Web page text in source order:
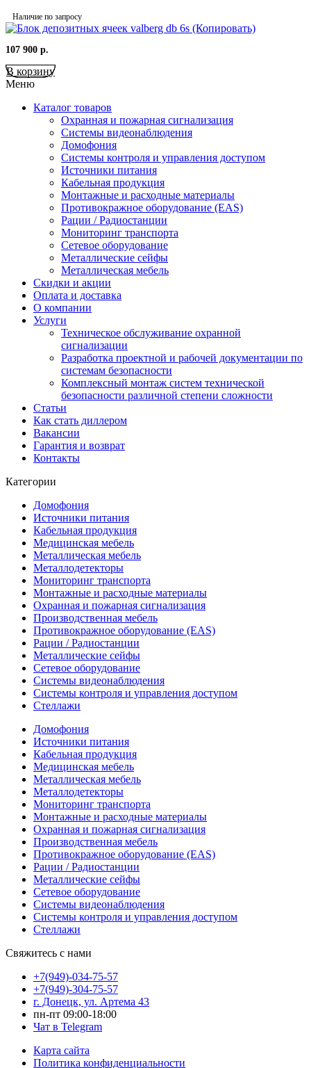
Наличие по запросу
107 900 р.
В корзину
Меню
Каталог товаров
Охранная и пожарная сигнализация
Системы видеонаблюдения
Домофония
Системы контроля и управления доступом
Источники питания
Кабельная продукция
Монтажные и расходные материалы
Противокражное оборудование (EAS)
Рации / Радиостанции
Мониторинг транспорта
Сетевое оборудование
Металлические сейфы
Металлическая мебель
Скидки и акции
Оплата и доставка
О компании
Услуги
Техническое обслуживание охранной
сигнализации
Разработка проектной и рабочей документации по
системам безопасности
Комплексный монтаж систем технической
безопасности различной степени сложности
Статьи
Как стать диллером
Вакансии
Гарантия и возврат
Контакты
Категории
Домофония
Источники питания
Кабельная продукция
Медицинская мебель
Металлическая мебель
Металлодетекторы
Мониторинг транспорта
Монтажные и расходные материалы
Охранная и пожарная сигнализация
Производственная мебель
Противокражное оборудование (EAS)
Рации / Радиостанции
Металлические сейфы
Сетевое оборудование
Системы видеонаблюдения
Системы контроля и управления доступом
Стеллажи
Домофония
Источники питания
Кабельная продукция
Медицинская мебель
Металлическая мебель
Металлодетекторы
Мониторинг транспорта
Монтажные и расходные материалы
Охранная и пожарная сигнализация
Производственная мебель
Противокражное оборудование (EAS)
Рации / Радиостанции
Металлические сейфы
Сетевое оборудование
Системы видеонаблюдения
Системы контроля и управления доступом
Стеллажи
Свяжитесь с нами
+7(949)-034-75-57
+7(949)-304-75-57
г. Донецк, ул. Артема 43
пн-пт 09:00-18:00
Чат в Telegram
Карта сайта
Политика конфиденциальности